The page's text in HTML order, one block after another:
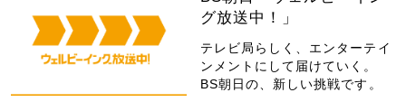
グ放送中！」
テレビ局らしく、エンターテイ
ンメントにして届けていく。
BS朝日の、新しい挑戦です。